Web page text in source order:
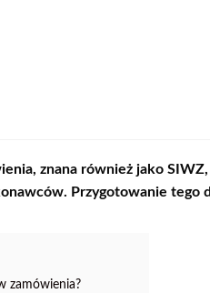
, znana również jako SIWZ
Przygotowanie tego
zamówienia?